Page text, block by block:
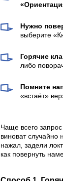
Нужно
выберите
Горячие
либо
Помните
«встаёт»
Чаще всего
виноват случайно
нажал, задели
как повернуть